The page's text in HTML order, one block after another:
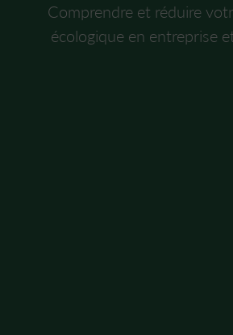
Comprendre et réduire
écologique en entreprise